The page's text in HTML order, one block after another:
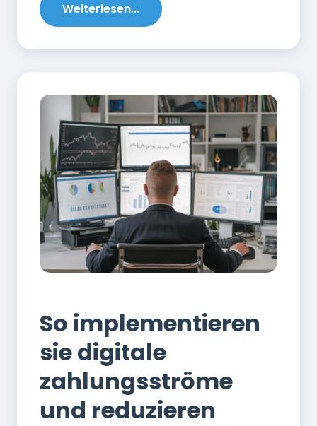
Weiterlesen...
So implementieren
sie digitale
zahlungsströme
und reduzieren